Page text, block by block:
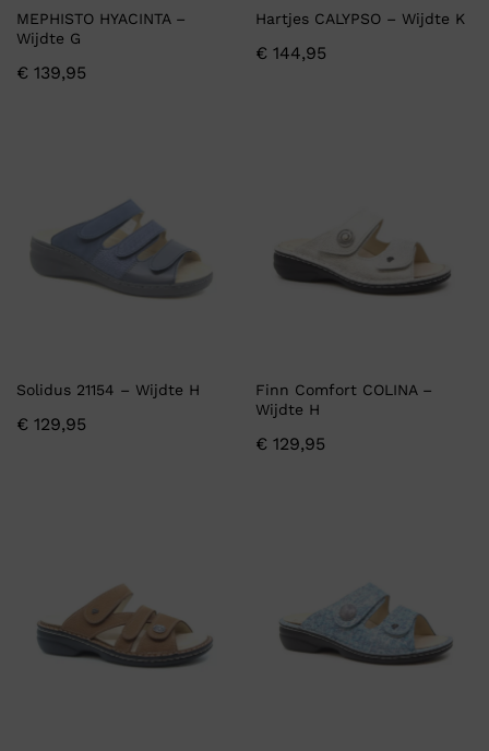
MEPHISTO HYACINTA –
Wijdte G
€ 139,95
Hartjes CALYPSO – Wijdte K
€ 144,95
Solidus 21154 – Wijdte H
€ 129,95
Finn Comfort COLINA –
Wijdte H
€ 129,95